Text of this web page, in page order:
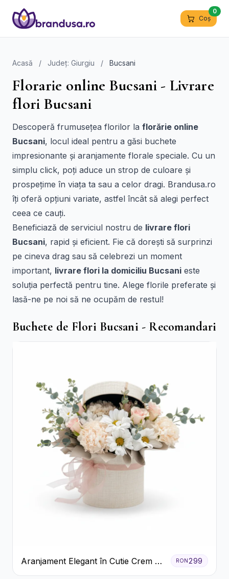
Coș
0
Acasă / Județ: Giurgiu / Bucsani
Florarie online Bucsani - Livrare
flori Bucsani
Descoperă frumusețea florilor la florărie online
Bucsani, locul ideal pentru a găsi buchete
impresionante și aranjamente florale speciale. Cu un
simplu click, poți aduce un strop de culoare și
prospețime în viața ta sau a celor dragi. Brandusa.ro
îți oferă opțiuni variate, astfel încât să alegi perfect
ceea ce cauți.
Beneficiază de serviciul nostru de livrare flori
Bucsani, rapid și eficient. Fie că dorești să surprinzi
pe cineva drag sau să celebrezi un moment
important, livrare flori la domiciliu Bucsani este
soluția perfectă pentru tine. Alege florile preferate și
lasă-ne pe noi să ne ocupăm de restul!
Buchete de Flori Bucsani - Recomandari
Aranjament Elegant în Cutie Crem cu
Crizanteme și Trandafiri
RON299